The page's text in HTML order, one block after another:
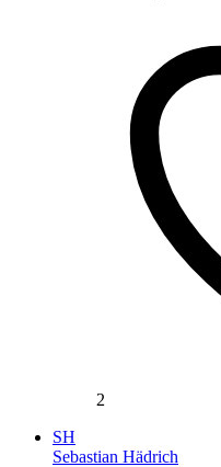
2
SH
Sebastian Hädrich